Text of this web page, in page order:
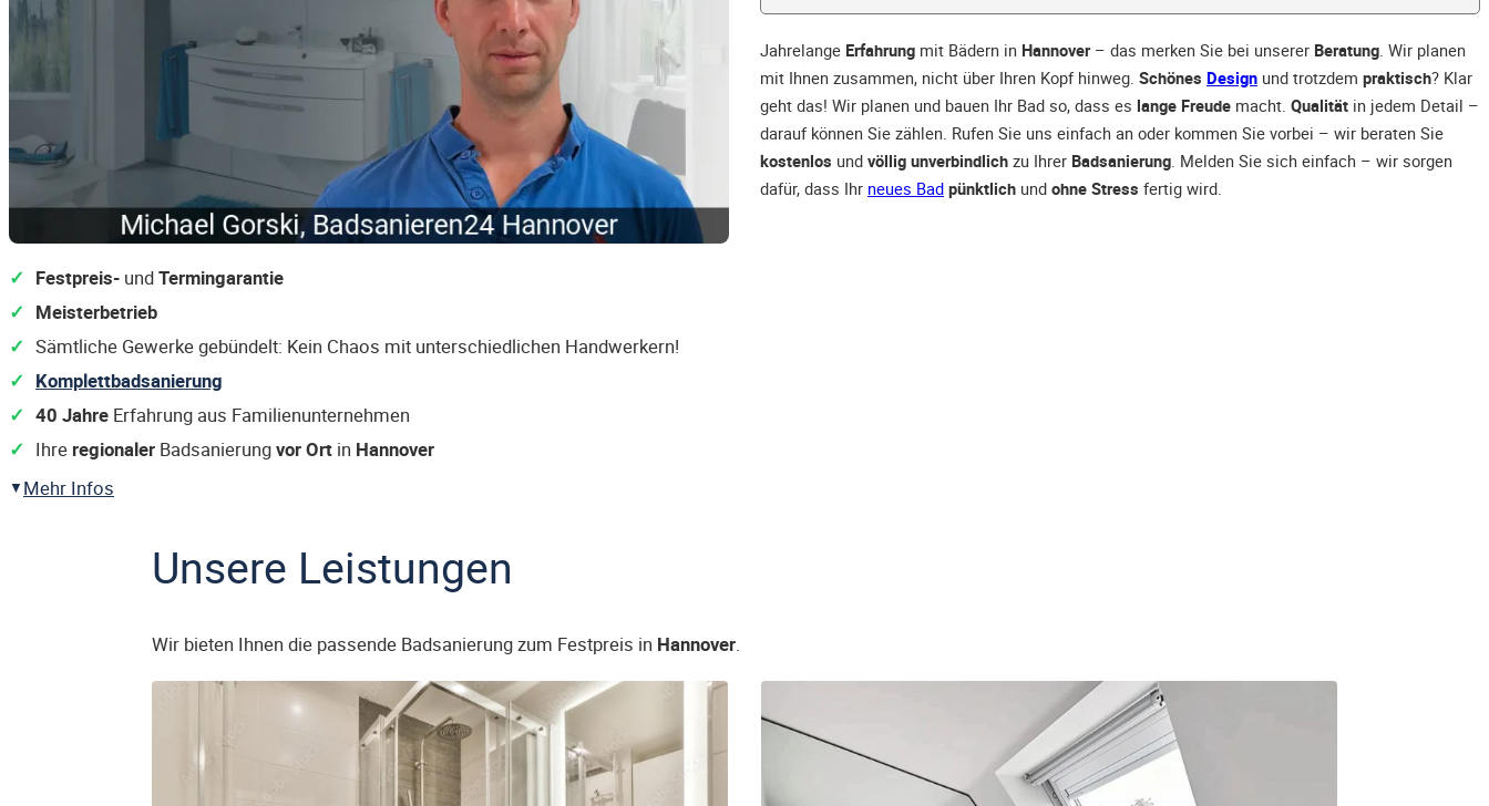
Festpreis- undTermingarantie
Meisterbetrieb
Sämtliche Gewerke gebündelt: Kein Chaos mit unterschiedlichen Handwerkern!
Komplettbadsanierung
40 Jahre Erfahrung aus Familienunternehmen
Ihre regionaler Badsanierungvor Ort in Hannover
Mehr Infos
Jahrelange Erfahrung mit Bädern in Hannover– das merken Sie bei unserer Beratung. Wir planen
mit Ihnen zusammen, nicht über Ihren Kopf hinweg. Schönes Design und trotzdem praktisch? Klar
geht das! Wir planen und bauen Ihr Bad so, dass es lange Freude macht. Qualität in jedem Detail –
darauf können Sie zählen. Rufen Sie uns einfach an oder kommen Sie vorbei – wir beraten Sie
kostenlos und völlig unverbindlich zu Ihrer Badsanierung. Melden Sie sich einfach – wir sorgen
dafür, dass Ihr neues Bad pünktlich und ohne Stress fertig wird.
Unsere Leistungen
Wir bieten Ihnen die passende Badsanierung zum Festpreis in Hannover.